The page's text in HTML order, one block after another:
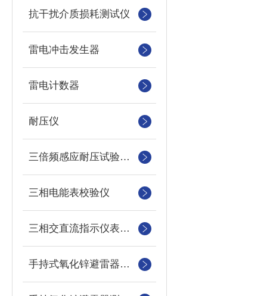
抗干扰介质损耗测试仪
雷电冲击发生器
雷电计数器
耐压仪
三倍频感应耐压试验装置
三相电能表校验仪
三相交直流指示仪表装置
手持式氧化锌避雷器测试仪